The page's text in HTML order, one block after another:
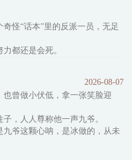
怪“话本”里的反派一员，无足
都还是会死。
，总有人自愿帮着他、托着
庄大道。
遍？
何被那个人一步步诛灭的？
的人：……哎？
的方法，那我先下手为强，去
2026-08-07
曾做小伏低，拿一张笑脸迎
，人人尊称他一声九爷。
爷这颗心呐，是冰做的，从未